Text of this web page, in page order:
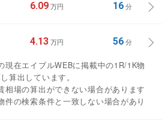
6.09 万円 16分
4.13 万円 56分
現在エイブルWEBに掲載中の1R/1K物
算出しています。
相場の算出ができない場合があります
件の検索条件と一致しない場合があり